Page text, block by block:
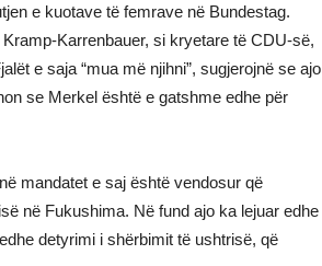
e kuotave të femrave në Bundestag.
Karrenbauer, si kryetare të CDU-së,
e saja “mua më njihni”, sugjerojnë se ajo
se Merkel është e gatshme edhe për
mandatet e saj është vendosur që
në Fukushima. Në fund ajo ka lejuar edhe
detyrimi i shërbimit të ushtrisë, që